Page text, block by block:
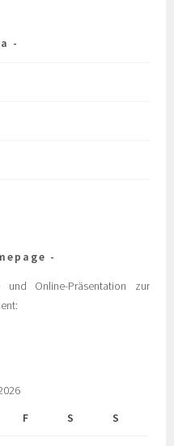
und Online-Präsentation zur
F S S